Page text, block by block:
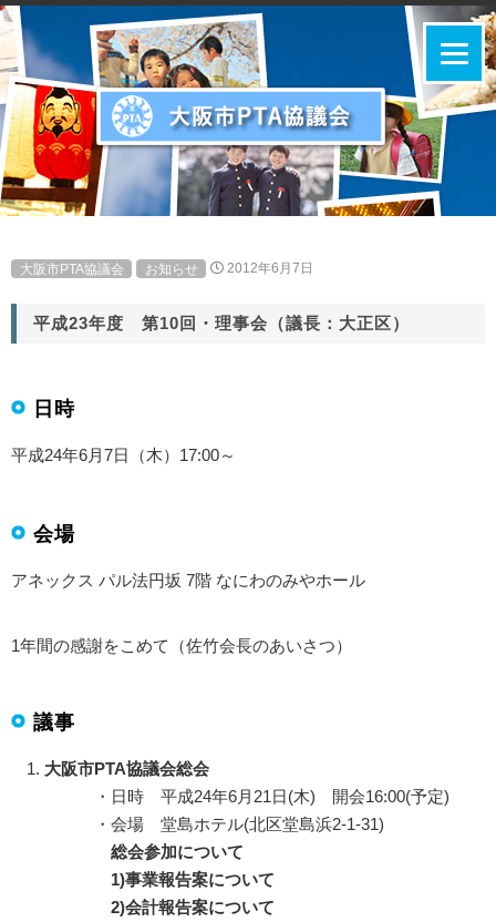
大阪市PTA協議会 お知らせ 2012年6月7日
平成23年度 第10回・理事会（議長：大正区）
日時
平成24年6月7日（木）17:00～
会場
アネックス パル法円坂 7階 なにわのみやホール
1年間の感謝をこめて（佐竹会長のあいさつ）
議事
大阪市PTA協議会総会
・日時 平成24年6月21日(木) 開会16:00(予定)
・会場 堂島ホテル(北区堂島浜2-1-31)
総会参加について
1)事業報告案について
2)会計報告案について